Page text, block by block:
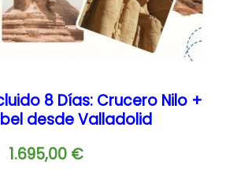
8 Días: Crucero Nilo +
desde Valladolid
1.695,00 €